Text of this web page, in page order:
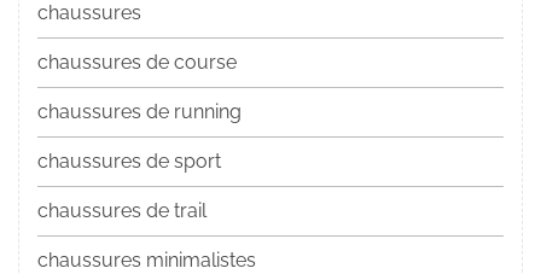
chaussures
chaussures de course
chaussures de running
chaussures de sport
chaussures de trail
chaussures minimalistes